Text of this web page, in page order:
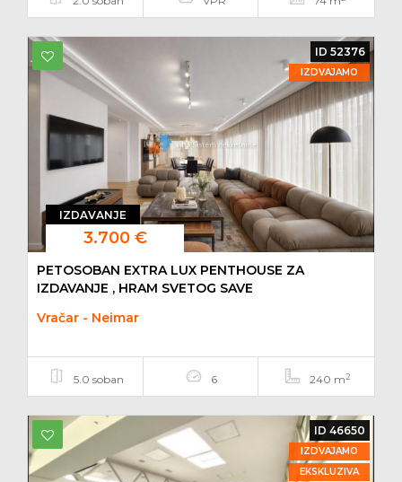
IZDAVANJE
3.700 €
ID 52376
IZDVAJAMO
PETOSOBAN EXTRA LUX PENTHOUSE ZA
IZDAVANJE , HRAM SVETOG SAVE
Vračar - Neimar
5.0 soban 6 240 m2
ID 46650
IZDVAJAMO
EKSKLUZIVA